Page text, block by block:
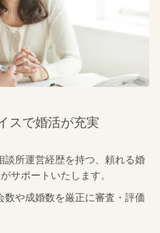
スで婚活が充実
談所運営経歴を持つ、頼れる婚
サポートいたします。
数や成婚数を厳正に審査・評価